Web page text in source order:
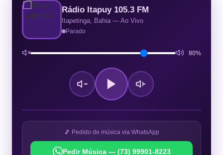
Rádio Itapuy 105.3 FM
Itapetinga, Bahia — Ao Vivo
Parado
80%
🎵 Pedido de música via WhatsApp
Pedir Música — (73) 99901-8223